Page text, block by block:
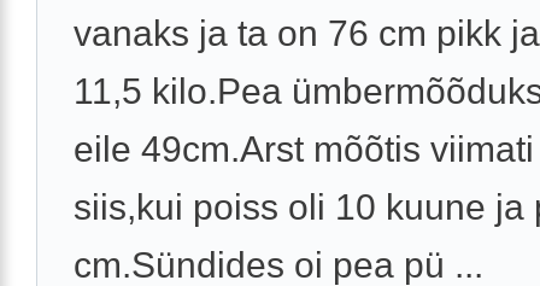
vanaks ja ta on 76 cm pikk
11,5 kilo.Pea
eile 49cm.Arst mõõtis
siis,kui poiss oli 10 kuune ja
cm.Sündides oi pea pü ...